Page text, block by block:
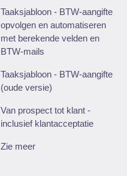
Taaksjabloon - BTW-aangifte
opvolgen en automatiseren
met berekende velden en
BTW-mails
Taaksjabloon - BTW-aangifte
(oude versie)
Van prospect tot klant -
inclusief klantacceptatie
Zie meer